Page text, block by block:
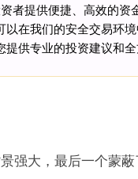
者提供便捷、高效的资
在我们的安全交易环
供专业的投资建议和
强大，最后一个蒙蔽